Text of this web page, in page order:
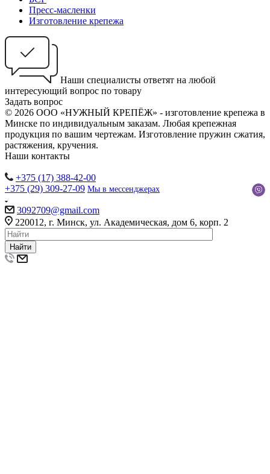
Пресс-масленки
Изготовление крепежа
Наши специалисты ответят на любой
интересующий вопрос по товару
Задать вопрос
© 2026 ООО «НУЖНЫЙ КРЕПЁЖ» - изготовление крепежа в
Минске по индивидуальным заказам. Любая крепежная
продукция по вашим чертежам. Изготовление пружин сжатия,
растяжения, кручения.
Наши контакты
+375 (17) 388-42-00
+375 (29) 309-27-09 Мы в мессенджерах
3092709@gmail.com
220012, г. Минск, ул. Академическая, дом 6, корп. 2
Найти